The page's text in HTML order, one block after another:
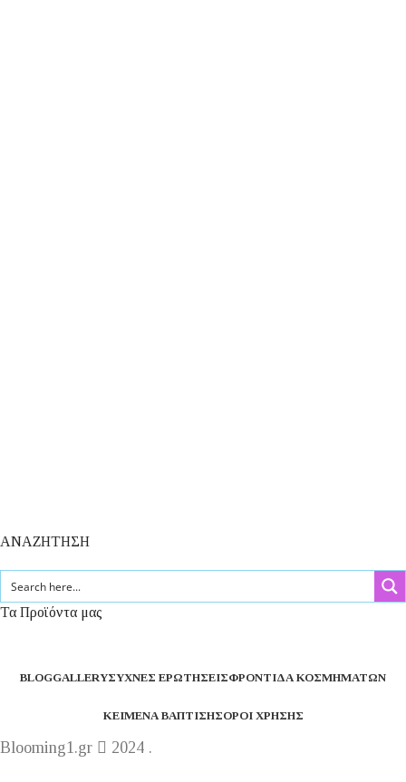
ΑΝΑΖΗΤΗΣΗ
Τα Προϊόντα μας
BLOGGALLERYΣΥΧΝΈΣ ΕΡΩΤΉΣΕΙΣΦΡΟΝΤΊΔΑ ΚΟΣΜΗΜΆΤΩΝ
ΚΕΊΜΕΝΑ ΒΆΠΤΙΣΗΣΌΡΟΙ ΧΡΉΣΗΣ
Blooming1.gr
2024 .